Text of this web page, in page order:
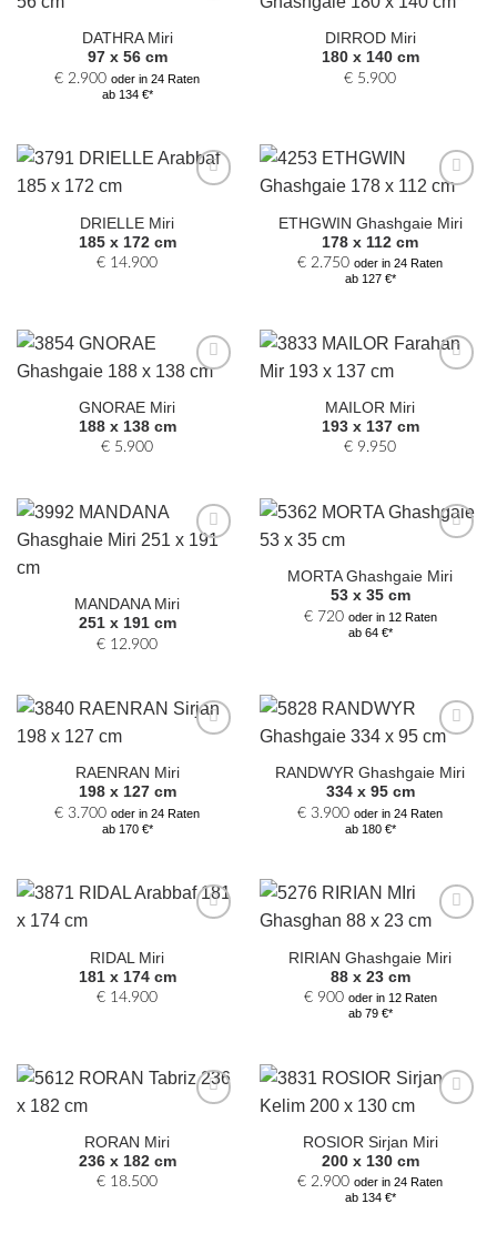
Auswahl
hinzufügen
DATHRA Miri
97 x 56 cm
€ 2.900 oder in 24 Raten
ab 134 €*
Auswahl
hinzufügen
DIRROD Miri
180 x 140 cm
€ 5.900
Auswahl
hinzufügen
DRIELLE Miri
185 x 172 cm
€ 14.900
Auswahl
hinzufügen
ETHGWIN Ghashgaie Miri
178 x 112 cm
€ 2.750 oder in 24 Raten
ab 127 €*
Auswahl
hinzufügen
GNORAE Miri
188 x 138 cm
€ 5.900
Auswahl
hinzufügen
MAILOR Miri
193 x 137 cm
€ 9.950
MANDANA Miri
251 x 191 cm
€ 12.900
Auswahl
hinzufügen
MORTA Ghashgaie Miri
53 x 35 cm
€720 oder in 12 Raten
ab 64 €*
Auswahl
hinzufügen
RAENRAN Miri
198 x 127 cm
€ 3.700 oder in 24 Raten
ab 170 €*
Auswahl
hinzufügen
RANDWYR Ghashgaie Miri
334 x 95 cm
€ 3.900 oder in 24 Raten
ab 180 €*
hinzufügen
RIDAL Miri
181 x 174 cm
€ 14.900
Auswahl
hinzufügen
RIRIAN Ghashgaie Miri
88 x 23 cm
€900 oder in 12 Raten
ab 79 €*
Auswahl
hinzufügen
RORAN Miri
236 x 182 cm
€ 18.500
Auswahl
hinzufügen
ROSIOR Sirjan Miri
200 x 130 cm
€ 2.900 oder in 24 Raten
ab 134 €*